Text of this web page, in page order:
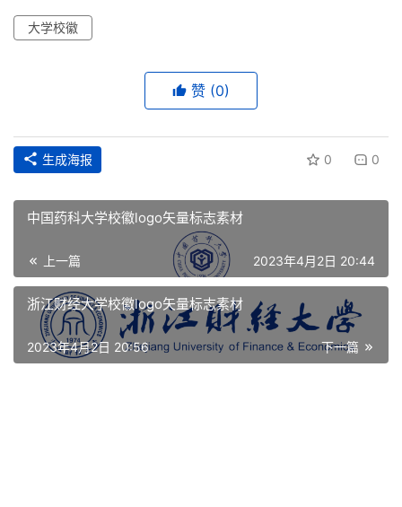
首
资
讯
平
大学校徽
赞 (0)
生成海报 0 0
中国药科大学校徽logo矢量标志素材
上一篇 2023年4月2日 20:44
浙江财经大学校徽logo矢量标志素材
下一篇
2023年4月2日 20:56